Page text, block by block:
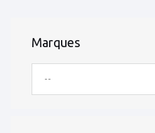
Marques
--